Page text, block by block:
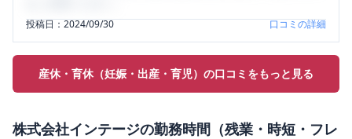
投稿日：2024/09/30 口コミの詳細
産休・育休（妊娠・出産・育児）の口コミをもっと見る
株式会社インテージの勤務時間（残業・時短・フレ